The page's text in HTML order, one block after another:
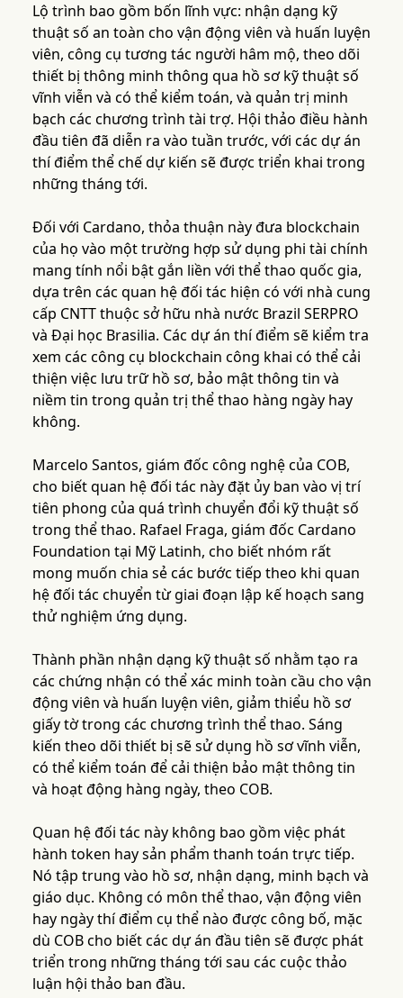
Lộ trình bao gồm bốn lĩnh vực: nhận dạng kỹ
thuật số an toàn cho vận động viên và huấn luyện
viên, công cụ tương tác người hâm mộ, theo dõi
thiết bị thông minh thông qua hồ sơ kỹ thuật số
vĩnh viễn và có thể kiểm toán, và quản trị minh
bạch các chương trình tài trợ. Hội thảo điều hành
đầu tiên đã diễn ra vào tuần trước, với các dự án
thí điểm thể chế dự kiến sẽ được triển khai trong
những tháng tới.
Đối với Cardano, thỏa thuận này đưa blockchain
của họ vào một trường hợp sử dụng phi tài chính
mang tính nổi bật gắn liền với thể thao quốc gia,
dựa trên các quan hệ đối tác hiện có với nhà cung
cấp CNTT thuộc sở hữu nhà nước Brazil SERPRO
và Đại học Brasilia. Các dự án thí điểm sẽ kiểm tra
xem các công cụ blockchain công khai có thể cải
thiện việc lưu trữ hồ sơ, bảo mật thông tin và
niềm tin trong quản trị thể thao hàng ngày hay
không.
Marcelo Santos, giám đốc công nghệ của COB,
cho biết quan hệ đối tác này đặt ủy ban vào vị trí
tiên phong của quá trình chuyển đổi kỹ thuật số
trong thể thao. Rafael Fraga, giám đốc Cardano
Foundation tại Mỹ Latinh, cho biết nhóm rất
mong muốn chia sẻ các bước tiếp theo khi quan
hệ đối tác chuyển từ giai đoạn lập kế hoạch sang
thử nghiệm ứng dụng.
Thành phần nhận dạng kỹ thuật số nhằm tạo ra
các chứng nhận có thể xác minh toàn cầu cho vận
động viên và huấn luyện viên, giảm thiểu hồ sơ
giấy tờ trong các chương trình thể thao. Sáng
kiến theo dõi thiết bị sẽ sử dụng hồ sơ vĩnh viễn,
có thể kiểm toán để cải thiện bảo mật thông tin
và hoạt động hàng ngày, theo COB.
Quan hệ đối tác này không bao gồm việc phát
hành token hay sản phẩm thanh toán trực tiếp.
Nó tập trung vào hồ sơ, nhận dạng, minh bạch và
giáo dục. Không có môn thể thao, vận động viên
hay ngày thí điểm cụ thể nào được công bố, mặc
dù COB cho biết các dự án đầu tiên sẽ được phát
triển trong những tháng tới sau các cuộc thảo
luận hội thảo ban đầu.